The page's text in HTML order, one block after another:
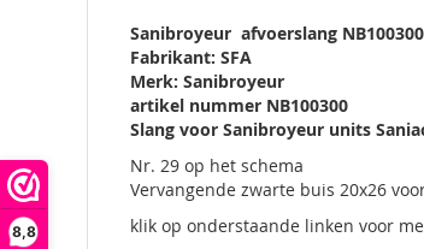
8,8
Sanibroyeur afvoerslang NB100300
Fabrikant: SFA
Merk: Sanibroyeur
artikel nummer NB100300
Slang voor Sanibroyeur units
Nr. 29 op het schema
Vervangende zwarte buis 20x26
klik op onderstaande linken voor